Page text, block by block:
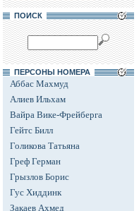
ПОИСК
ПЕРСОНЫ НОМЕРА
Аббас Махмуд
Алиев Ильхам
Вайра Вике-Фрейберга
Гейтс Билл
Голикова Татьяна
Греф Герман
Грызлов Борис
Гус Хиддинк
Закаев Ахмед